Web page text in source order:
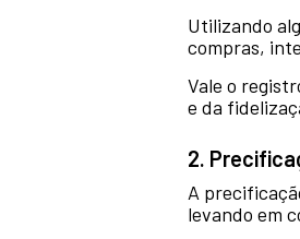
Utilizando
compras,
Vale o
e da
2.
A
levando em